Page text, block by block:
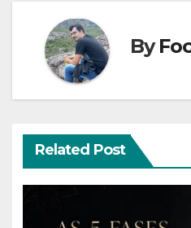
By
Related Post